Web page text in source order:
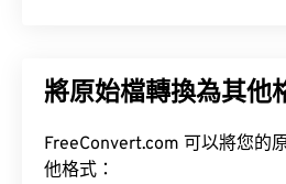
將原始檔轉換為其他
FreeConvert.com 可以將您的
他格式：